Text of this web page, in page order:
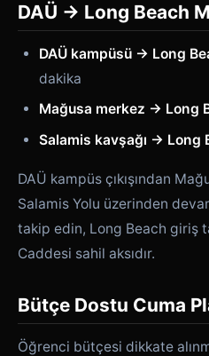
DAÜ → Long Beach
DAÜ kampüsü → Long
dakika
Mağusa merkez → Long
Salamis kavşağı → Long
DAÜ kampüs çıkışından
Salamis Yolu üzerinden
takip edin, Long Beach giriş
Caddesi sahil aksıdır.
Bütçe Dostu Cuma
Öğrenci bütçesi dikkate